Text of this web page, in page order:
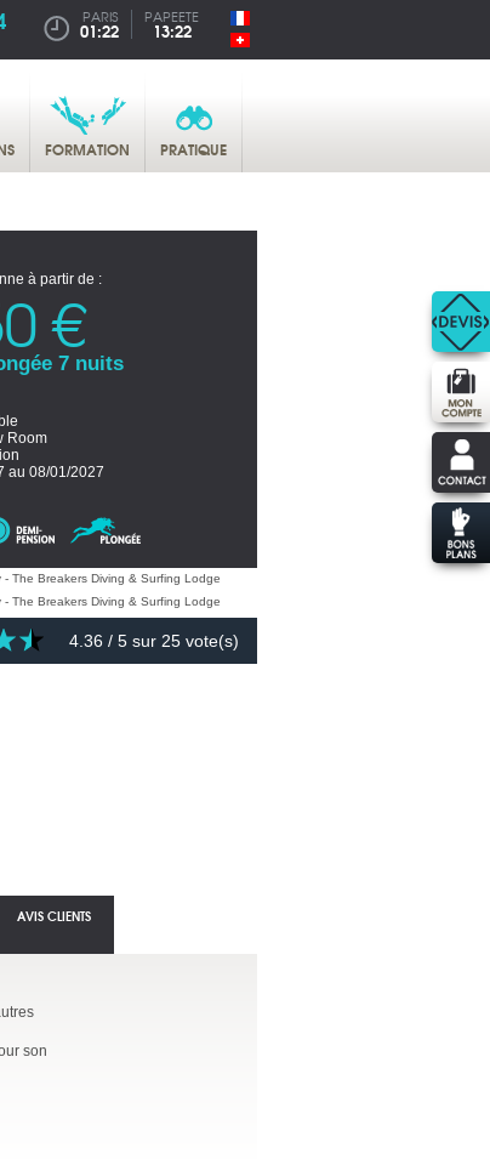
PARIS
01:22
PAPEETE
13:22
FORMATION PRATIQUE
à partir de :
€
7 nuits
Room
au 08/01/2027
4.36 / 5 sur 25 vote(s)
son
AVIS CLIENTS